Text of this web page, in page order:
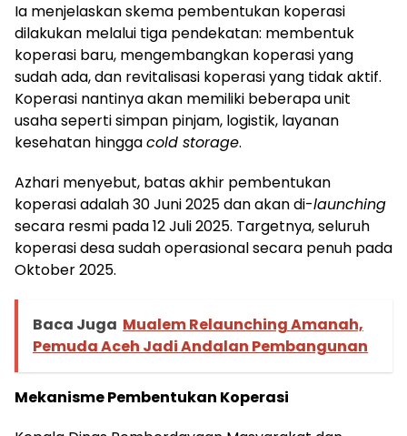
Ia menjelaskan skema pembentukan koperasi
dilakukan melalui tiga pendekatan: membentuk
koperasi baru, mengembangkan koperasi yang
sudah ada, dan revitalisasi koperasi yang tidak aktif.
Koperasi nantinya akan memiliki beberapa unit
usaha seperti simpan pinjam, logistik, layanan
kesehatan hinggacold storage.
Azhari menyebut, batas akhir pembentukan
koperasi adalah 30 Juni 2025 dan akan di-launching
secara resmi pada 12 Juli 2025. Targetnya, seluruh
koperasi desa sudah operasional secara penuh pada
Oktober 2025.
Baca Juga Mualem Relaunching Amanah,
Pemuda Aceh Jadi Andalan Pembangunan
Mekanisme Pembentukan Koperasi